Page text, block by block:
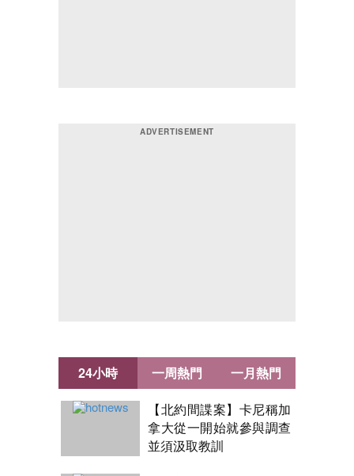
24小時
【北約間諜案】卡尼稱加
拿大從一開始就參與調查
並須汲取教訓
一周熱門 一月熱門